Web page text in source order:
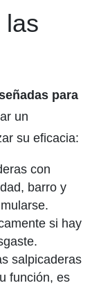
las
para
un
su eficacia:
con
barro y
si hay
salpicaderas
función, es